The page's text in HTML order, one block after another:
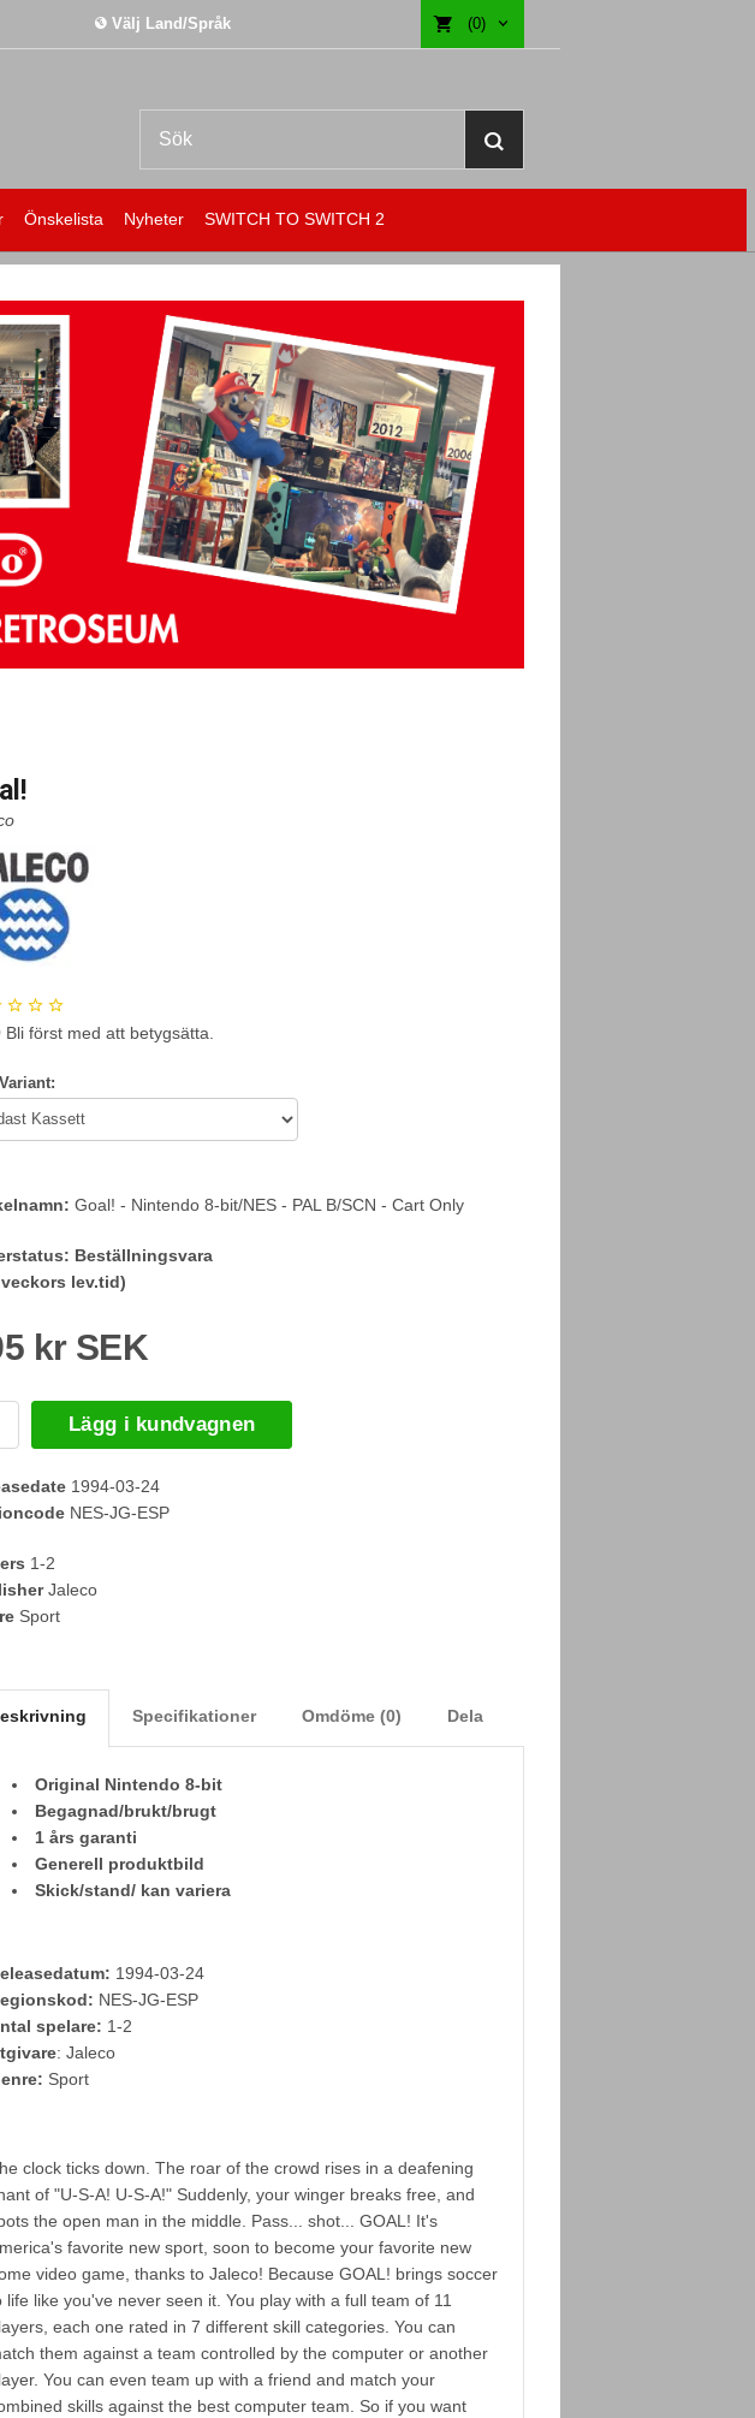
Välj Land/Språk (0)
Önskelista Nyheter SWITCH TO SWITCH 2
Bli först med att betygsätta.
Goal! - Nintendo 8-bit/NES - PAL B/SCN - Cart Only
Beställningsvara
lev.tid)
kr SEK
Lägg i kundvagnen
1994-03-24
NES-JG-ESP
1-2
Jaleco
Sport
Specifikationer Omdöme (0) Dela
Original Nintendo 8-bit
Begagnad/brukt/brugt
1 års garanti
Generell produktbild
Skick/stand/ kan variera
eleasedatum: 1994-03-24
NES-JG-ESP
spelare: 1-2
: Jaleco
Sport
clock ticks down. The roar of the crowd rises in a deafening
of "U-S-A! U-S-A!" Suddenly, your winger breaks free, and
the open man in the middle. Pass... shot... GOAL! It's
favorite new sport, soon to become your favorite new
video game, thanks to Jaleco! Because GOAL! brings soccer
life like you've never seen it. You play with a full team of 11
each one rated in 7 different skill categories. You can
them against a team controlled by the computer or another
You can even team up with a friend and match your
skills against the best computer team. So if you want